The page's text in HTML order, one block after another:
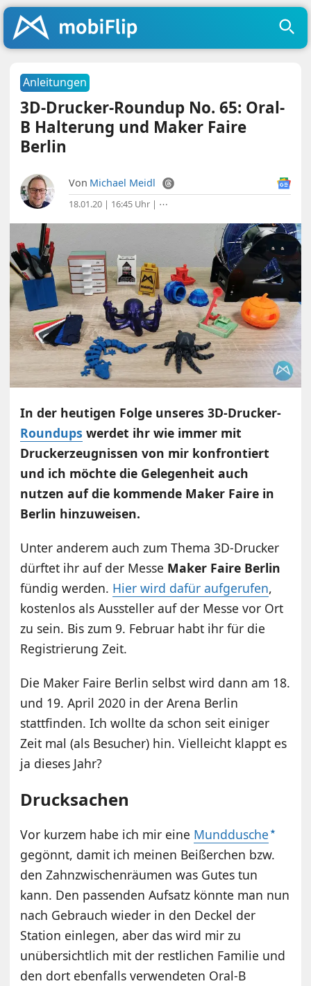
Anleitungen
3D-Drucker-Roundup No. 65: Oral-
B Halterung und Maker Faire
Berlin
Von Michael Meidl
18.01.20 | 16:45 Uhr | ⋯
In der heutigen Folge unseres 3D-Drucker-
Roundups werdet ihr wie immer mit
Druckerzeugnissen von mir konfrontiert
und ich möchte die Gelegenheit auch
nutzen auf die kommende Maker Faire in
Berlin hinzuweisen.
Unter anderem auch zum Thema 3D-Drucker
dürftet ihr auf der Messe Maker Faire Berlin
fündig werden. Hier wird dafür aufgerufen,
kostenlos als Aussteller auf der Messe vor Ort
zu sein. Bis zum 9. Februar habt ihr für die
Registrierung Zeit.
Die Maker Faire Berlin selbst wird dann am 18.
und 19. April 2020 in der Arena Berlin
stattfinden. Ich wollte da schon seit einiger
Zeit mal (als Besucher) hin. Vielleicht klappt es
ja dieses Jahr?
Drucksachen
Vor kurzem habe ich mir eine Munddusche
gegönnt, damit ich meinen Beißerchen bzw.
den Zahnzwischenräumen was Gutes tun
kann. Den passenden Aufsatz könnte man nun
nach Gebrauch wieder in den Deckel der
Station einlegen, aber das wird mir zu
unübersichtlich mit der restlichen Familie und
den dort ebenfalls verwendeten Oral-B